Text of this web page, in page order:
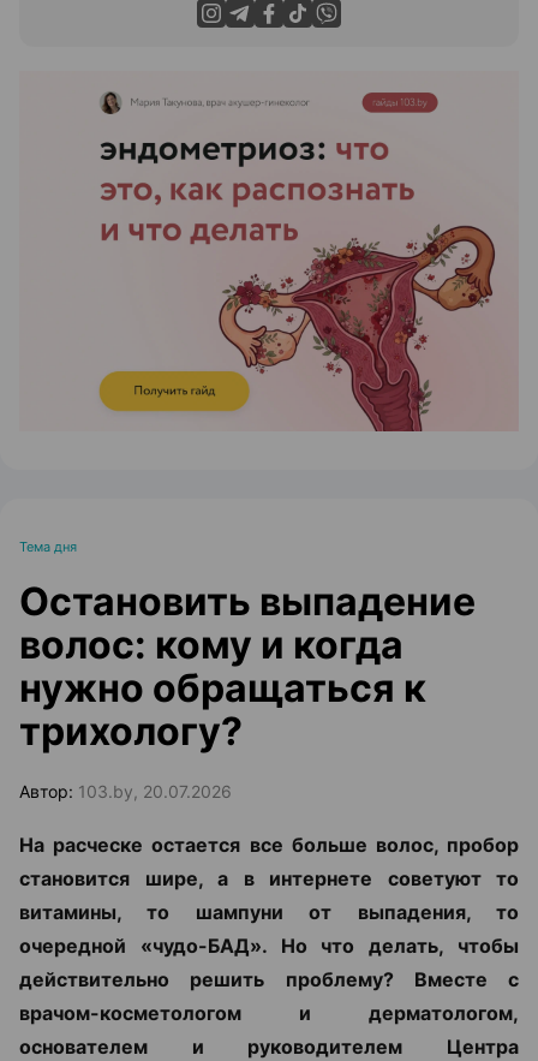
ЭФФЕКТИВНАЯ РЕКЛАМА НА САЙТЕ
Тема дня
Остановить выпадение
волос: кому и когда
нужно обращаться к
трихологу?
Автор: 103.by, 20.07.2026
На расческе остается все больше волос, пробор
становится шире, а в интернете советуют то
витамины, то шампуни от выпадения, то
очередной «чудо-БАД». Но что делать, чтобы
действительно решить проблему? Вместе с
врачом-косметологом и дерматологом,
основателем и руководителем Центра